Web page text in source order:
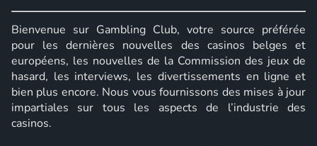
Bienvenue sur Gambling Club, votre source préférée
pour les dernières nouvelles des casinos belges et
européens, les nouvelles de la Commission des jeux de
hasard, les interviews, les divertissements en ligne et
bien plus encore. Nous vous fournissons des mises à jour
impartiales sur tous les aspects de l’industrie des
casinos.